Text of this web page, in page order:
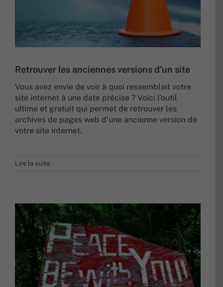
Retrouver les anciennes versions d’un site
Vous avez envie de voir à quoi ressemblait votre
site internet à une date précise ? Voici l’outil
ultime et gratuit qui permet de retrouver les
archives de pages web d’une ancienne version de
votre site internet.
Lire la suite